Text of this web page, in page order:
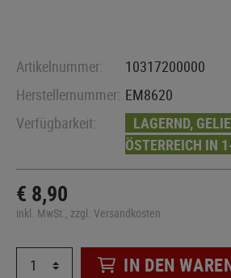
Artikelnummer:
10317200000
Herstellernummer: EM8620
Verfügbarkeit:
LAGERND,
ÖSTERREICH IN
€ 8,90
inkl. MwSt., zzgl. Versandkosten
IN DEN